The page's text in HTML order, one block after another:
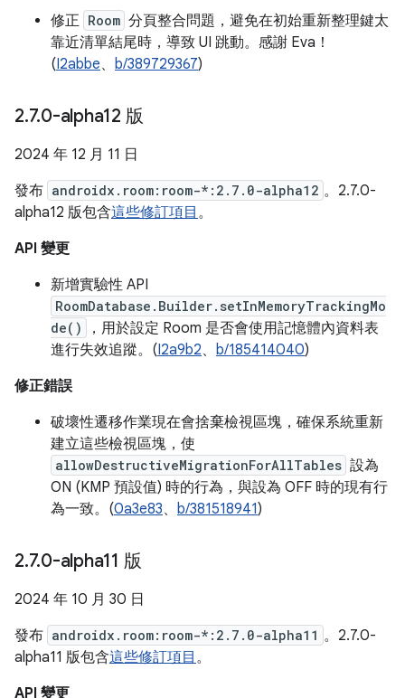
修正 Room 分頁整合問題，避免在初始重新整理鍵太
靠近清單結尾時，導致 UI 跳動。感謝 Eva！
(I2abbe、 b/389729367)
2.7.0-alpha12 版
2024 年 12 月 11 日
發布 androidx.room:room-*:2.7.0-alpha12 。2.7.0-
alpha12 版包含這些修訂項目 。
API 變更
新增實驗性 API
RoomDatabase.Builder.setInMemoryTrackingMo
de()
，用於設定 Room 是否會使用記憶體內資料表
進行失效追蹤。(I2a9b2、 b/185414040)
修正錯誤
破壞性遷移作業現在會捨棄檢視區塊，確保系統重新
建立這些檢視區塊，使
allowDestructiveMigrationForAllTables 設為
ON (KMP 預設值) 時的行為，與設為 OFF 時的現有行
為一致。(0a3e83、 b/381518941)
2.7.0-alpha11 版
2024 年 10 月 30 日
發布 androidx.room:room-*:2.7.0-alpha11 。2.7.0-
alpha11 版包含這些修訂項目 。
API 變更